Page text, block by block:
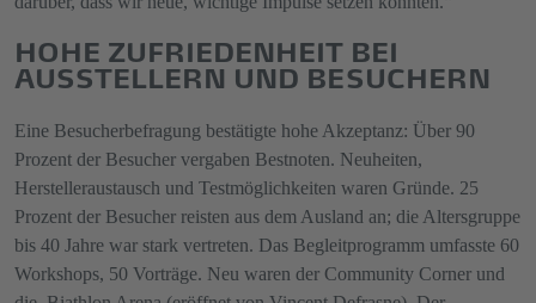
HOHE ZUFRIEDENHEIT BEI
AUSSTELLERN UND BESUCHERN
Eine Besucherbefragung bestätigte hohe Akzeptanz: Über 90
Prozent der Besucher vergaben Bestnoten. Neuheiten,
Herstelleraustausch und Testmöglichkeiten waren Gründe. 25
Prozent der Besucher reisten aus dem Ausland an; die Altersgruppe
bis 40 Jahre war stark vertreten. Das Begleitprogramm umfasste 60
Workshops, 50 Vorträge. Neu waren der Community Corner und